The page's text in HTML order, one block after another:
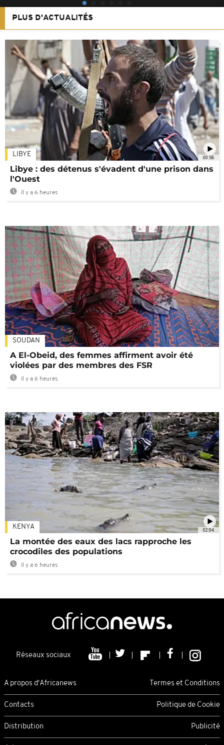
PLUS D'ACTUALITÉS
00:58
LIBYE
Libye : des détenus s'évadent d'une prison dans
l'Ouest
Il y a 6 heures
SOUDAN
A El-Obeid, des femmes affirment avoir été
violées par des membres des FSR
Il y a 6 heures
02:04
KENYA
La montée des eaux des lacs rapproche les
crocodiles des populations
Il y a 6 heures
Réseaux sociaux
A propos d'Africanews Termes et Conditions
Contacts Politique de Cookie
Distribution Publicité